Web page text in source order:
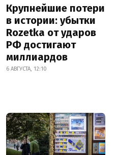
Крупнейшие потери
в истории: убытки
Rozetka от ударов
РФ достигают
миллиардов
6 АВГУСТА, 12:10